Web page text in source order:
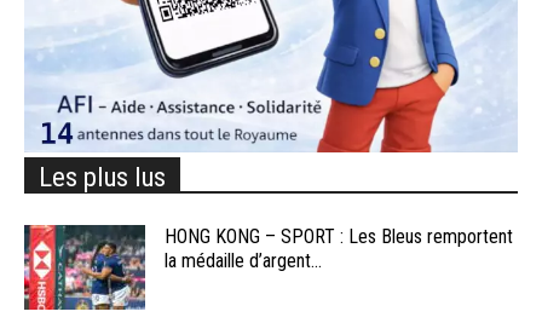
Les plus lus
HONG KONG – SPORT : Les Bleus remportent
la médaille d’argent...